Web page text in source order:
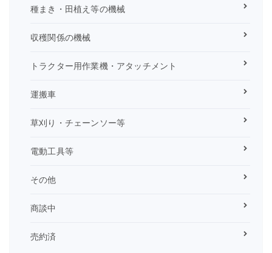
種まき・田植え等の機械
収穫関係の機械
トラクター用作業機・アタッチメント
運搬車
草刈り・チェーンソー等
電動工具等
その他
商談中
売約済